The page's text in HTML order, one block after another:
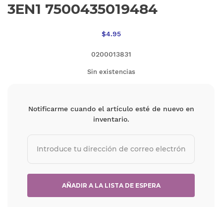
3EN1 7500435019484
$4.95
0200013831
Sin existencias
Notificarme cuando el artículo esté de nuevo en
inventario.